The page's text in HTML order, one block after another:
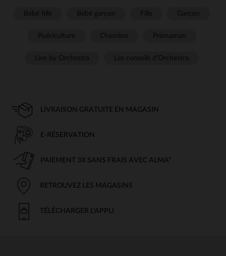
LIVRAISON GRATUITE EN MAGASIN
E-RÉSERVATION
PAIEMENT 3X SANS FRAIS AVEC ALMA*
RETROUVEZ LES MAGASINS
TÉLÉCHARGER L'APPLI